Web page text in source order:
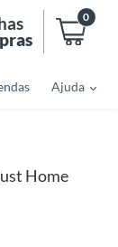
0
Ajuda
Home